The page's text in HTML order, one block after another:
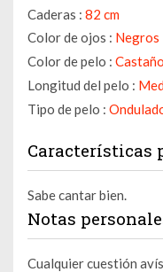
Caderas : 82 cm
Color de ojos : Negros
Color de pelo :
Longitud del pelo :
Tipo de pelo :
Características
Sabe cantar bien.
Notas
Cualquier cuestión